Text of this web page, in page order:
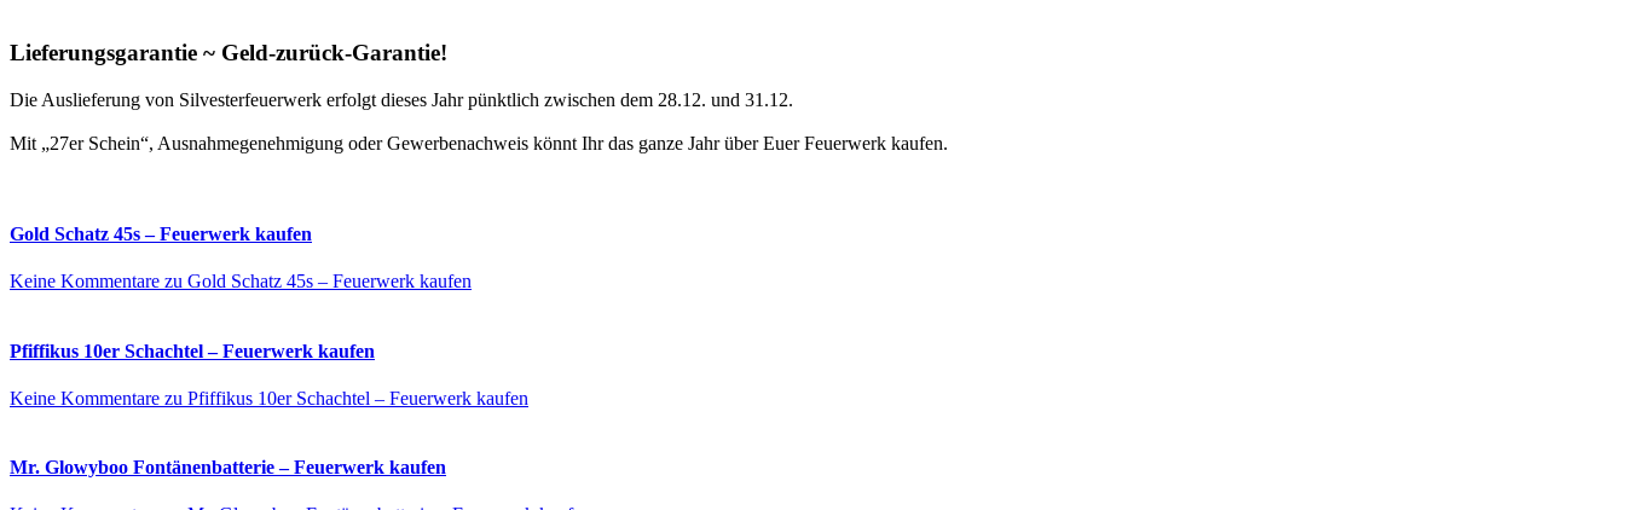
Lieferungsgarantie ~ Geld-zurück-Garantie!
Die Auslieferung von Silvesterfeuerwerk erfolgt dieses Jahr pünktlich zwischen dem 28.12. und 31.12.
Mit „27er Schein“, Ausnahmegenehmigung oder Gewerbenachweis könnt Ihr das ganze Jahr über Euer Feuerwerk kaufen.
Gold Schatz 45s – Feuerwerk kaufen
Keine Kommentare zu Gold Schatz 45s – Feuerwerk kaufen
Pfiffikus 10er Schachtel – Feuerwerk kaufen
Keine Kommentare zu Pfiffikus 10er Schachtel – Feuerwerk kaufen
Mr. Glowyboo Fontänenbatterie – Feuerwerk kaufen